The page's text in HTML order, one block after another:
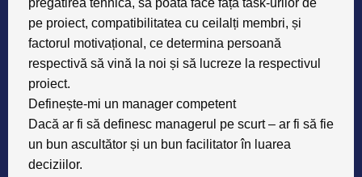
pregătirea tehnică, să poată face față task-urilor de
pe proiect, compatibilitatea cu ceilalți membri, și
factorul motivațional, ce determina persoană
respectivă să vină la noi și să lucreze la respectivul
proiect.
Definește-mi un manager competent
Dacă ar fi să definesc managerul pe scurt – ar fi să fie
un bun ascultător și un bun facilitator în luarea
deciziilor.